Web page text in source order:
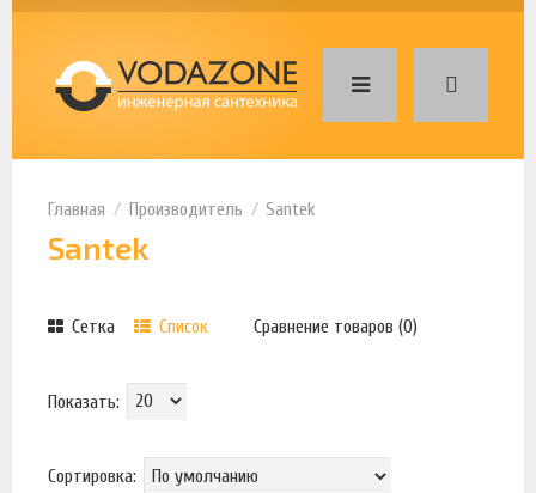
Производитель Santek
Santek
Сетка Список Сравнение товаров (0)
Показать:
Сортировка: